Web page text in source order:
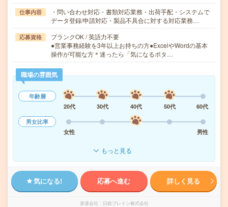
仕事内容
・問い合わせ対応・書類対応業務・出荷手配・システムで
データ登録/申請対応・製品不具合に対する対応業務…
応募資格
ブランクOK / 英語力不要
●営業事務経験を3年以上お持ちの方●ExcelやWordの基本
操作が可能な方＊迷ったら「気になるボタ…
職場の雰囲気
年齢層
20代
30代 40代 50代
60代
男女比率
女性
男性
もっと見る
気になる! 応募へ進む 詳しく見る
派遣会社 日総ブレイン株式会社